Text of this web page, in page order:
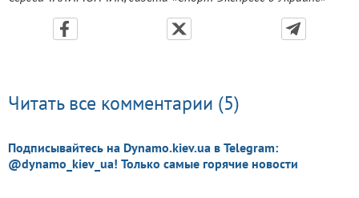
Читать все комментарии (5)
Подписывайтесь на Dynamo.kiev.ua в Telegram:
@dynamo_kiev_ua! Только самые горячие новости